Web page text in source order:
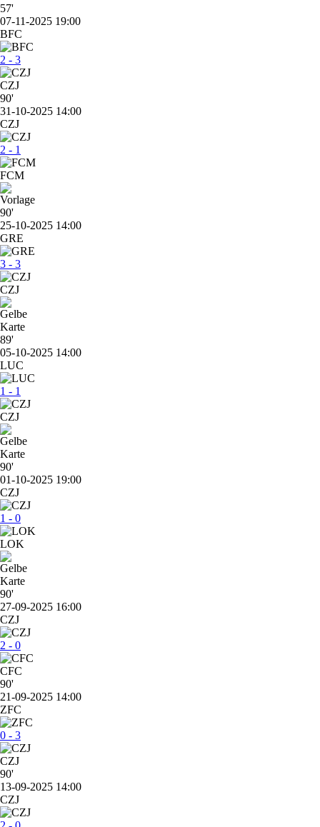
57'
07-11-2025 19:00
BFC
2 - 3
CZJ
90'
31-10-2025 14:00
CZJ
2 - 1
FCM
90'
25-10-2025 14:00
GRE
3 - 3
CZJ
89'
05-10-2025 14:00
LUC
1 - 1
CZJ
90'
01-10-2025 19:00
CZJ
1 - 0
LOK
90'
27-09-2025 16:00
CZJ
2 - 0
CFC
90'
21-09-2025 14:00
ZFC
0 - 3
CZJ
90'
13-09-2025 14:00
CZJ